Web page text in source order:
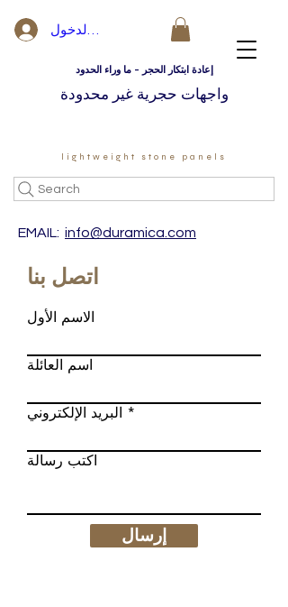
تسجيل الدخول
Search
إعادة ابتكار الحجر - ما وراء الحدود
واجهات حجرية غير محدودة
lightweight stone panels
EMAIL: info@duramica.com
اتصل بنا
الاسم الأول
اسم العائلة
البريد الإلكتروني
اكتب رسالة
إرسال